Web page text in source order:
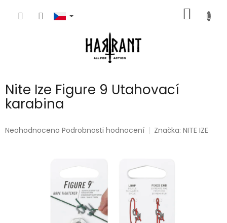
KOŠÍK
Nite Ize Figure 9 Utahovací
karabina
Průměrné
Neohodnoceno Podrobnosti hodnocení Značka:NITE IZE